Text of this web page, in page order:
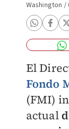
Washington /
El
Fondo
(FMI)
actual